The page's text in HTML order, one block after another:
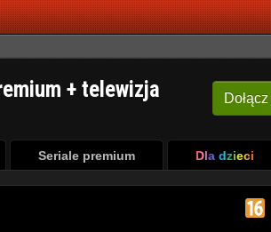
Dołącz
+ telewizja
Seriale premium Dla dzieci